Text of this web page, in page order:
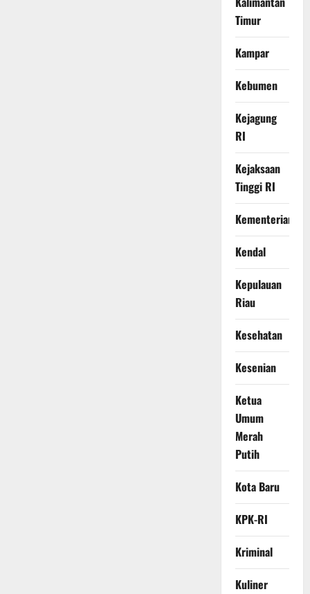
Timur
Kampar
Kebumen
Kejagung
RI
Kejaksaan
Tinggi RI
Kementerian
Kendal
Kepulauan
Riau
Kesehatan
Kesenian
Ketua
Umum
Merah
Putih
Kota Baru
KPK-RI
Kriminal
Kuliner